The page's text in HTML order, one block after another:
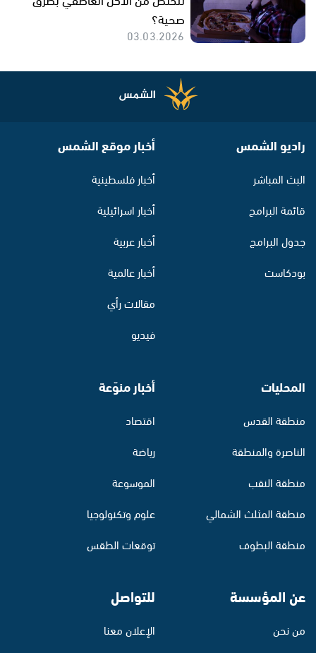
صحية؟
03.03.2026
راديو الشمس
البث المباشر
قائمة البرامج
جدول البرامج
بودكاست
أخبار موقع الشمس
أخبار فلسطينية
أخبار اسرائيلية
أخبار عربية
أخبار عالمية
مقالات رأي
فيديو
المحليات
منطقة القدس
الناصرة والمنطقة
منطقة النقب
منطقة المثلث الشمالي
منطقة البطوف
أخبار منوّعة
اقتصاد
رياضة
الموسوعة
علوم وتكنولوجيا
توقعات الطقس
عن المؤسسة
من نحن
للتواصل
الإعلان معنا